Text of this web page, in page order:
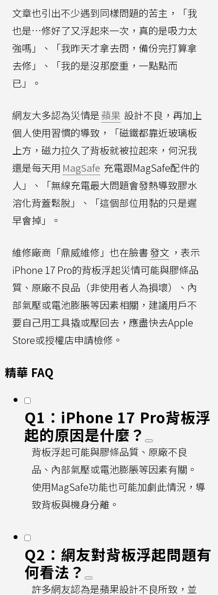
文章也引出不少遇到同樣問題的苦主，「我
也是…修好了又浮起來一次，真的是吸力太
強嗎」、「我昨天才拿去問，備份完打算拿
去修」、「我的是沒那麼重，一點點而
已」。
網友大多認為災情是蘋果 設計不良，再加上
個人使用習慣的導致，「磁鐵都靠近玻璃板
上方，磁力拉久了背板就被拉起來，何況我
還是每天用 MagSafe 充電跟MagSafe配件的
人」、「無線充電最大問題會發熱導致膠水
溶化背蓋鬆脫」、「這個部位用黏的只是遲
早會掉」。
維修廠商「鼎威維修」也在臉書發文 ，表示
iPhone 17 Pro的背板浮起災情可能與膠條品
質、原廠不良品（非使用者人為損壞）、內
部氣壓或電池膨脹等因素相關，建議用戶不
要自己用工具撬或壓回去，應盡快去Apple
Store或授權店申請檢修。
精華 FAQ
Q1：iPhone 17 Pro背板浮
起的原因是什麼？
背板浮起可能與膠條品質、原廠不良
品、內部氣壓或電池膨脹等因素有關。
使用MagSafe功能也可能加劇此情況，導
致背板與機身分離。
Q2：網友對背板浮起問題有
何看法？
許多網友認為是蘋果設計不良所致，並